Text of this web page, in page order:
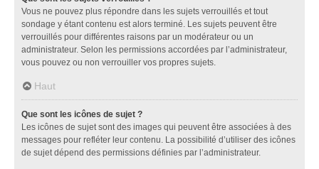
Vous ne pouvez plus répondre dans les sujets verrouillés et tout
sondage y étant contenu est alors terminé. Les sujets peuvent être
verrouillés pour différentes raisons par un modérateur ou un
administrateur. Selon les permissions accordées par l’administrateur,
vous pouvez ou non verrouiller vos propres sujets.
Haut
Que sont les icônes de sujet ?
Les icônes de sujet sont des images qui peuvent être associées à des
messages pour refléter leur contenu. La possibilité d’utiliser des icônes
de sujet dépend des permissions définies par l’administrateur.